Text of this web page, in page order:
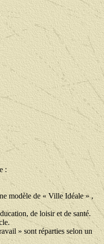
:
modèle de « Ville Idéale » ,
de loisir et de santé.
» sont réparties selon un